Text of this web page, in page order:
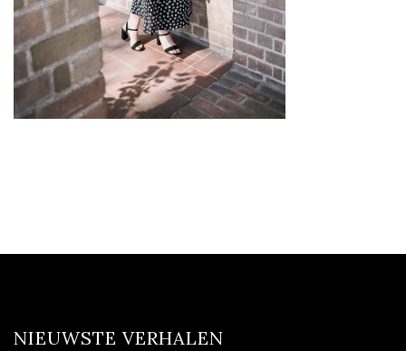
NIEUWSTE VERHALEN